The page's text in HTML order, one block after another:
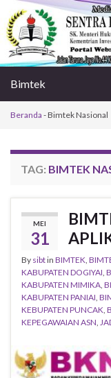
Bimtek
Beranda -Bimtek Nasional
TAG: BIMTEK
MEI
31
By sibtin BIMTEK,
KABUPATEN DOGIYAI,
KABUPATEN MIMIKA,
KABUPATEN PANIAI,
KEBUPATEN PUNCAK,
KEPEGAWAIAN ASN,